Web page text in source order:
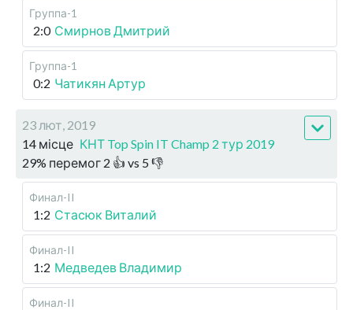
Группа-1
2:0 Смирнов Дмитрий
Группа-1
0:2 Чатикян Артур
23 лют, 2019
14 місце КНТ Top Spin IT Champ 2 тур 2019
29% перемог 2 👍 vs 5 👎
Финал-II
1:2 Стасюк Виталий
Финал-II
1:2 Медведев Владимир
Финал-II